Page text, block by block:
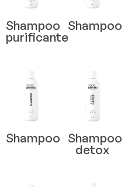
Shampoo
purificante
Shampoo
Shampoo Shampoo
detox